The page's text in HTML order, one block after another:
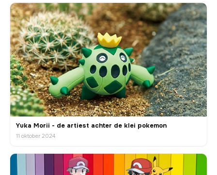
Yuka Morii - de artiest achter de klei pokemon
11 oktober 2024